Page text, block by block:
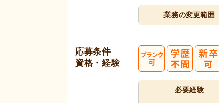
業務の変更範囲
応募条件
資格・経験
必要経験